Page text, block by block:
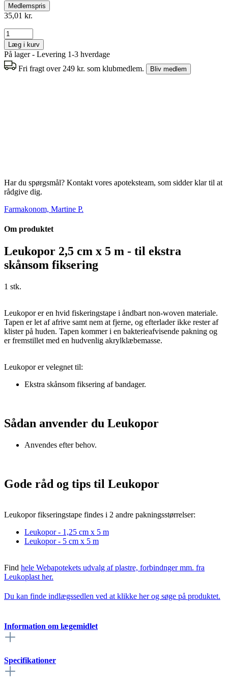
Medlemspris
35,01 kr.
Læg i kurv
På lager - Levering 1-3 hverdage
Fri fragt over 249 kr. som klubmedlem.
Bliv medlem
Har du spørgsmål? Kontakt vores apoteksteam, som sidder klar til at
rådgive dig.
Farmakonom, Martine P.
Om produktet
Leukopor 2,5 cm x 5 m - til ekstra
skånsom fiksering
1 stk.
Leukopor er en hvid fiskeringstape i åndbart non-woven materiale.
Tapen er let af afrive samt nem at fjerne, og efterlader ikke rester af
klister på huden. Tapen kommer i en bakterieafvisende pakning og
er fremstillet med en hudvenlig akrylklæbemasse.
Leukopor er velegnet til:
Ekstra skånsom fiksering af bandager.
Sådan anvender du Leukopor
Anvendes efter behov.
Gode råd og tips til Leukopor
Leukopor fikseringstape findes i 2 andre pakningsstørrelser:
Leukopor - 1,25 cm x 5 m
Leukopor - 5 cm x 5 m
Find hele Webapotekets udvalg af plastre, forbindnger mm. fra
Leukoplast her.
Du kan finde indlægssedlen ved at klikke her og søge på produktet.
Information om lægemidlet
Specifikationer